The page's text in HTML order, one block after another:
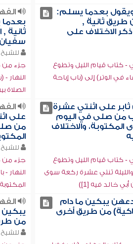
بعدما يسلم:
ثانية ,
الاختلاف على
كتاب قيام الليل وتطوع
في الوتر) إلى (باب إباحة
ثانية
جزء من
النهار
الصلاة
على اثنتي عشرة
من صلى في اليوم
والاختلاف
كتاب قيام الليل وتطوع
ثنتي عشرة ركعة سوى
خالد فيه [1])
على
من
جزء من
النهار
يبكين ما دام
من طريق أخرى
يبكين
من